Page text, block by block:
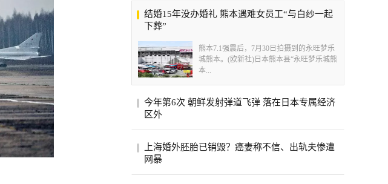
结婚15年没办婚礼 熊本遇难女员工“与白纱一起
下葬”
熊本7.1强震后，7月30日拍摄到的永旺梦乐
城熊本。(欧新社)日本熊本县“永旺梦乐城熊
本...
今年第6次 朝鲜发射弹道飞弹 落在日本专属经济
区外
发射飞弹的新闻报导。（美联社）南韩联合
上海婚外胚胎已销毁？癌妻称不信、出轨夫惨遭
网暴